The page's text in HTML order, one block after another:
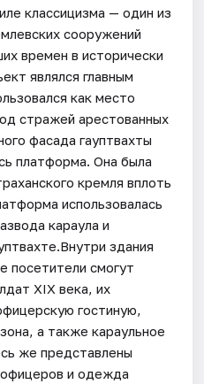
классицизма — один из
сооружений
времен в исторически
являлся главным
как место
стражей арестованных
фасада гауптвахты
платформа. Она была
кремля вплоть
использовалась
караула и
здания
посетители смогут
XIX века, их
гостиную,
а также караульное
же представлены
и одежда